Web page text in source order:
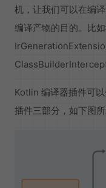
机，让我们可以在编
编译产物的目的。比
Kotlin 编译器插件可
插件三部分，如下图